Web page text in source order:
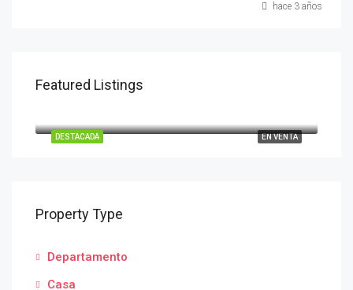
hace 3 años
Featured Listings
EN VENTA
DESTACADA
Property Type
Departamento
Casa